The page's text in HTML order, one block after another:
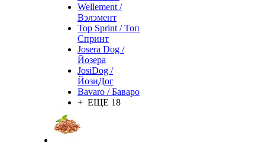
Wellement /
Вэлэмент
Top Sprint / Топ
Спринт
Josera Dog /
Йозера
JosiDog /
ЙозиДог
Bavaro / Баваро
+ ЕЩЕ 18